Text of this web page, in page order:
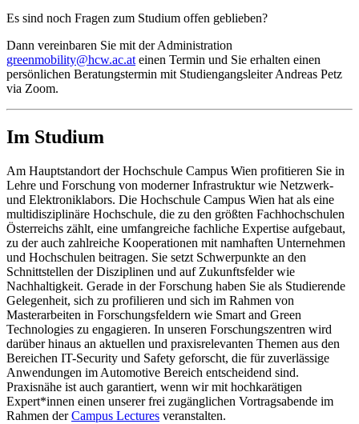
Es sind noch Fragen zum Studium offen geblieben?
Dann vereinbaren Sie mit der Administration
greenmobility@hcw.ac.at einen Termin und Sie erhalten einen
persönlichen Beratungstermin mit Studiengangsleiter Andreas Petz
via Zoom.
Im Studium
Am Hauptstandort der Hochschule Campus Wien profitieren Sie in
Lehre und Forschung von moderner Infrastruktur wie Netzwerk-
und Elektroniklabors. Die Hochschule Campus Wien hat als eine
multidisziplinäre Hochschule, die zu den größten Fachhochschulen
Österreichs zählt, eine umfangreiche fachliche Expertise aufgebaut,
zu der auch zahlreiche Kooperationen mit namhaften Unternehmen
und Hochschulen beitragen. Sie setzt Schwerpunkte an den
Schnittstellen der Disziplinen und auf Zukunftsfelder wie
Nachhaltigkeit. Gerade in der Forschung haben Sie als Studierende
Gelegenheit, sich zu profilieren und sich im Rahmen von
Masterarbeiten in Forschungsfeldern wie Smart and Green
Technologies zu engagieren. In unseren Forschungszentren wird
darüber hinaus an aktuellen und praxisrelevanten Themen aus den
Bereichen IT-Security und Safety geforscht, die für zuverlässige
Anwendungen im Automotive Bereich entscheidend sind.
Praxisnähe ist auch garantiert, wenn wir mit hochkarätigen
Expert*innen einen unserer frei zugänglichen Vortragsabende im
Rahmen derCampus Lectures veranstalten.